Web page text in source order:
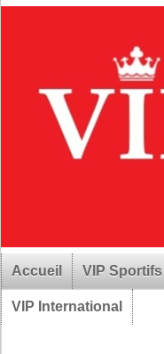
Accueil VIP Sportifs
VIP International